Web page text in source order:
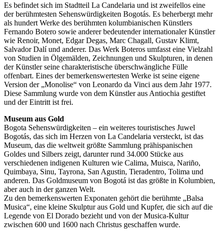
Es befindet sich im Stadtteil La Candelaria und ist zweifellos eine
der berühmtesten Sehenswürdigkeiten Bogotás. Es beherbergt mehr
als hundert Werke des berühmten kolumbianischen Künstlers
Fernando Botero sowie anderer bedeutender internationaler Künstler
wie Renoir, Monet, Edgar Degas, Marc Chagall, Gustav Klimt,
Salvador Dalí und anderer. Das Werk Boteros umfasst eine Vielzahl
von Studien in Ölgemälden, Zeichnungen und Skulpturen, in denen
der Künstler seine charakteristische überschwängliche Fülle
offenbart. Eines der bemerkenswertesten Werke ist seine eigene
Version der „Monolise“ von Leonardo da Vinci aus dem Jahr 1977.
Diese Sammlung wurde von dem Künstler aus Antiochia gestiftet
und der Eintritt ist frei.
Museum aus Gold
Bogota Sehenswürdigkeiten – ein weiteres touristisches Juwel
Bogotás, das sich im Herzen von La Candelaria versteckt, ist das
Museum, das die weltweit größte Sammlung prähispanischen
Goldes und Silbers zeigt, darunter rund 34.000 Stücke aus
verschiedenen indigenen Kulturen wie Calima, Muisca, Nariño,
Quimbaya, Sinu, Tayrona, San Agustin, Tieradentro, Tolima und
anderen. Das Goldmuseum von Bogotá ist das größte in Kolumbien,
aber auch in der ganzen Welt.
Zu den bemerkenswerten Exponaten gehört die berühmte „Balsa
Musica“, eine kleine Skulptur aus Gold und Kupfer, die sich auf die
Legende von El Dorado bezieht und von der Musica-Kultur
zwischen 600 und 1600 nach Christus geschaffen wurde.